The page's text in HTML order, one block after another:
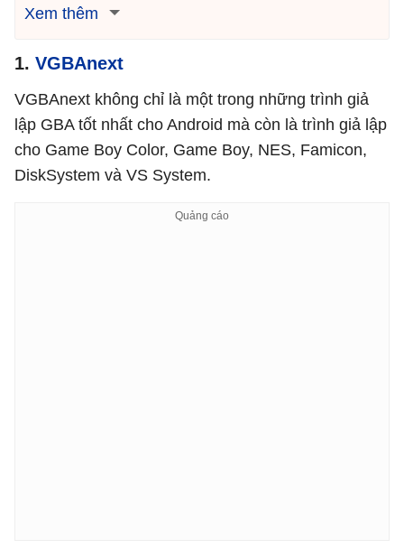
Xem thêm
1. VGBAnext
VGBAnext không chỉ là một trong những trình giả
lập GBA tốt nhất cho Android mà còn là trình giả lập
cho Game Boy Color, Game Boy, NES, Famicon,
DiskSystem và VS System.